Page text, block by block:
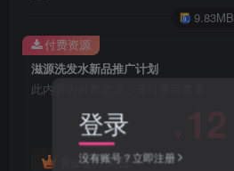
9.83MB
滋源洗发水新品推广计划
此内容为付费资源，请付费后查看
黄金会员免费
付费资源
登录
没有账号？立即注册